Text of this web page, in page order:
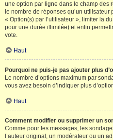
une option par ligne dans le champ des
le nombre de réponses qu’un
« Option(s) par l’utilisateur », limiter la
pour une durée illimitée) et enfin
vote.
Haut
Pourquoi ne puis-je pas ajouter plus
Le nombre d’options maximum par
vous avez besoin d’indiquer plus
Haut
Comment modifier ou supprimer un
Comme pour les messages, les
l’auteur original, un modérateur ou un